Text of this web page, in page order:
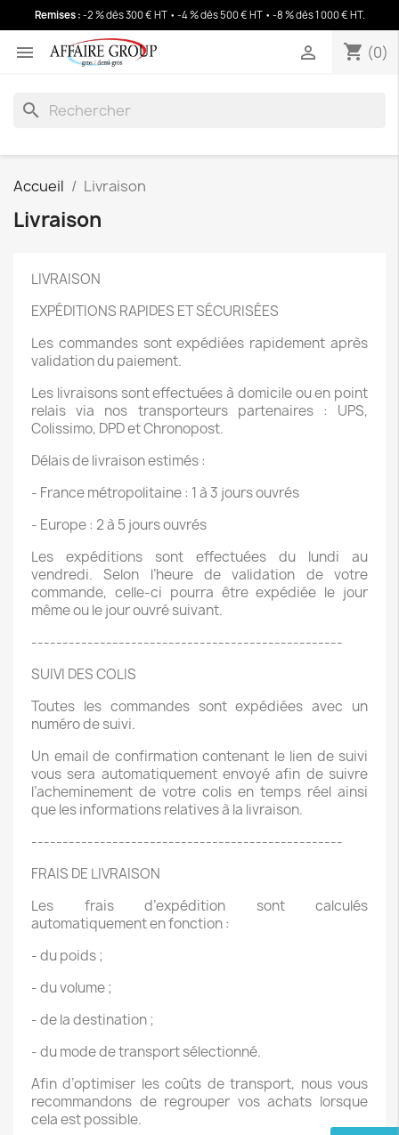
Remises : -2 % dès 300 € HT • -4 % dès 500 € HT • -8 % dès 1 000 € HT.
 shopping_cart (0)

search
shopping_cart(0)
Accueil Livraison
Livraison
LIVRAISON
EXPÉDITIONS RAPIDES ET SÉCURISÉES
Les commandes sont expédiées rapidement après
validation du paiement.
Les livraisons sont effectuées à domicile ou en point
relais via nos transporteurs partenaires : UPS,
Colissimo, DPD et Chronopost.
Délais de livraison estimés :
- France métropolitaine : 1 à 3 jours ouvrés
- Europe : 2 à 5 jours ouvrés
Les expéditions sont effectuées du lundi au
vendredi. Selon l’heure de validation de votre
commande, celle-ci pourra être expédiée le jour
même ou le jour ouvré suivant.
--------------------------------------------------
SUIVI DES COLIS
Toutes les commandes sont expédiées avec un
numéro de suivi.
Un email de confirmation contenant le lien de suivi
vous sera automatiquement envoyé afin de suivre
l’acheminement de votre colis en temps réel ainsi
que les informations relatives à la livraison.
--------------------------------------------------
FRAIS DE LIVRAISON
Les frais d’expédition sont calculés
automatiquement en fonction :
- du poids ;
- du volume ;
- de la destination ;
- du mode de transport sélectionné.
Afin d’optimiser les coûts de transport, nous vous
recommandons de regrouper vos achats lorsque
cela est possible.